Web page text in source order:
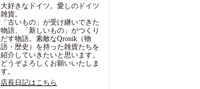
大好きなドイツ。愛しのドイツ
雑貨。
「古いもの」が受け継いできた
物語、「新しいもの」がつくり
だす物語。素敵なQronik（物
語・歴史）を持った雑貨たちを
紹介していきたいと思います。
どうぞよろしくお願いいたしま
す。
店長日記はこちら